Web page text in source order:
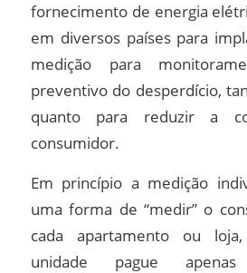
fornecimento de energia
em diversos países para
medição para
preventivo do desperdício,
quanto para reduzir a
consumidor.
Em princípio a medição
uma forma de “medir” o
cada apartamento ou
unidade pague